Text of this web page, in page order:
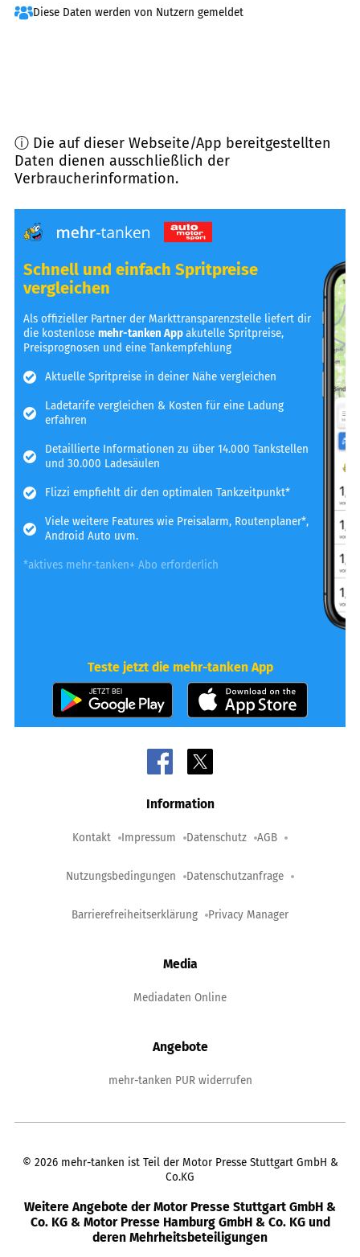
Diese Daten werden von Nutzern gemeldet
ⓘ Die auf dieser Webseite/App bereitgestellten
Daten dienen ausschließlich der
Verbraucherinformation.
Schnell und einfach Spritpreise
vergleichen
Als offizieller Partner der Markttransparenzstelle liefert dir
die kostenlosemehr-tanken Appakutelle Spritpreise,
Preisprognosen und eine Tankempfehlung
Aktuelle Spritpreise in deiner Nähe vergleichen
Ladetarife vergleichen & Kosten für eine Ladung
erfahren
Detaillierte Informationen zu über 14.000 Tankstellen
und 30.000 Ladesäulen
Flizzi empfiehlt dir den optimalen Tankzeitpunkt*
Viele weitere Features wie Preisalarm, Routenplaner*,
Android Auto uvm.
*aktives mehr-tanken+ Abo erforderlich
Teste jetzt die mehr-tanken App
Information
Kontakt Impressum Datenschutz AGB
Nutzungsbedingungen Datenschutzanfrage
Barrierefreiheitserklärung Privacy Manager
Media
Mediadaten Online
Angebote
mehr-tanken PUR widerrufen
© 2026 mehr-tanken ist Teil der Motor Presse Stuttgart GmbH &
Co.KG
Weitere Angebote der Motor Presse Stuttgart GmbH &
Co. KG & Motor Presse Hamburg GmbH & Co. KG und
deren Mehrheitsbeteiligungen